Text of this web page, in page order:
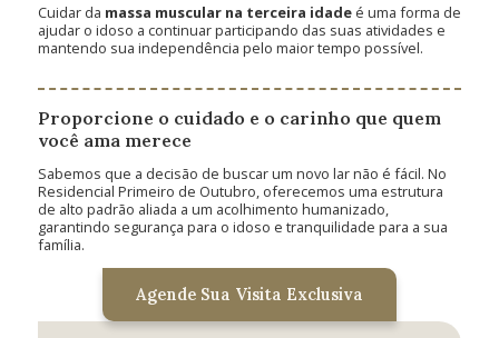
Cuidar da massa muscular na terceira idade é uma forma de
ajudar o idoso a continuar participando das suas atividades e
mantendo sua independência pelo maior tempo possível.
Proporcione o cuidado e o carinho que quem
você ama merece
Sabemos que a decisão de buscar um novo lar não é fácil. No
Residencial Primeiro de Outubro, oferecemos uma estrutura
de alto padrão aliada a um acolhimento humanizado,
garantindo segurança para o idoso e tranquilidade para a sua
família.
Agende Sua Visita Exclusiva